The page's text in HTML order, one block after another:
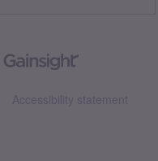
Accessibility statement